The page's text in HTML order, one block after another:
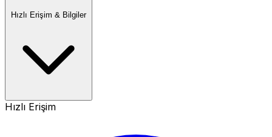
Hızlı Erişim & Bilgiler
Hızlı Erişim